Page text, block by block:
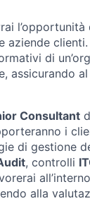
di
assicurando
Consultant
i
di gestione
, controlli
alla